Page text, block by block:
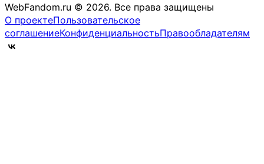
WebFandom.ru © 2026. Все права защищены
О проектеПользовательское
соглашениеКонфиденциальностьПравообладателям